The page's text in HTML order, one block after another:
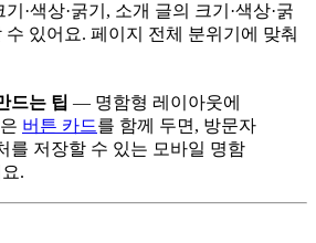
·색상·굵기, 소개 글의 크기·색상·굵
있어요. 페이지 전체 분위기에 맞춰
드는 팁 — 명함형 레이아웃에
버튼 카드를 함께 두면, 방문자
를 저장할 수 있는 모바일 명함
.